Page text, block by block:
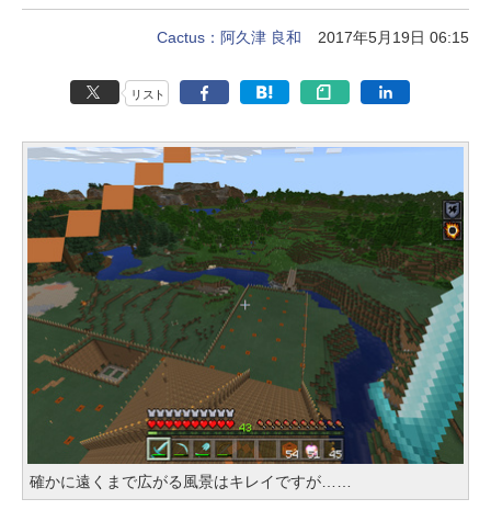
Cactus：阿久津 良和 2017年5月19日 06:15
リスト
確かに遠くまで広がる風景はキレイですが……